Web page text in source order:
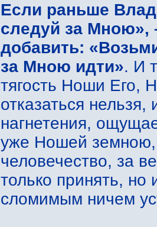
Если раньше
следуй за Мною»,
добавить:
за Мною идти». И
тягость Ноши Его,
отказаться
нагнетения,
уже Ношей земною,
человечество, за
только принять,
сломимым ничем